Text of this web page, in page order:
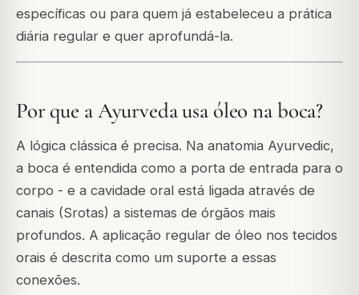
específicas ou para quem já estabeleceu a prática
diária regular e quer aprofundá-la.
Por que a Ayurveda usa óleo na boca?
A lógica clássica é precisa. Na anatomia Ayurvedic,
a boca é entendida como a porta de entrada para o
corpo - e a cavidade oral está ligada através de
canais (Srotas) a sistemas de órgãos mais
profundos. A aplicação regular de óleo nos tecidos
orais é descrita como um suporte a essas
conexões.